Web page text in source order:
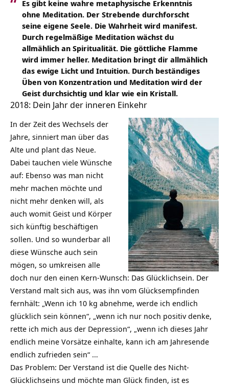
Es gibt keine wahre metaphysische Erkenntnis
ohne Meditation. Der Strebende durchforscht
seine eigene Seele. Die Wahrheit wird manifest.
Durch regelmäßige Meditation wächst du
allmählich an Spiritualität. Die göttliche Flamme
wird immer heller. Meditation bringt dir allmählich
das ewige Licht und Intuition. Durch beständiges
Üben von Konzentration und Meditation wird der
Geist durchsichtig und klar wie ein Kristall.
2018: Dein Jahr der inneren Einkehr
In der Zeit des Wechsels der
Jahre, sinniert man über das
Alte und plant das Neue.
Dabei tauchen viele Wünsche
auf: Ebenso was man nicht
mehr machen möchte und
nicht mehr denken will, als
auch womit Geist und Körper
sich künftig beschäftigen
sollen. Und so wunderbar all
diese Wünsche auch sein
mögen, so umkreisen alle
doch nur den einen Kern-Wunsch: Das Glücklichsein. Der
Verstand malt sich aus, was ihn vom Glücksempfinden
fernhält: „Wenn ich 10 kg abnehme, werde ich endlich
glücklich sein können“, „wenn ich nur noch positiv denke,
rette ich mich aus der Depression“, „wenn ich dieses Jahr
endlich meine Vorsätze einhalte, kann ich am Jahresende
endlich zufrieden sein“ …
Das Problem: Der Verstand ist die Quelle des Nicht-
Glücklichseins und möchte man Glück finden, ist es